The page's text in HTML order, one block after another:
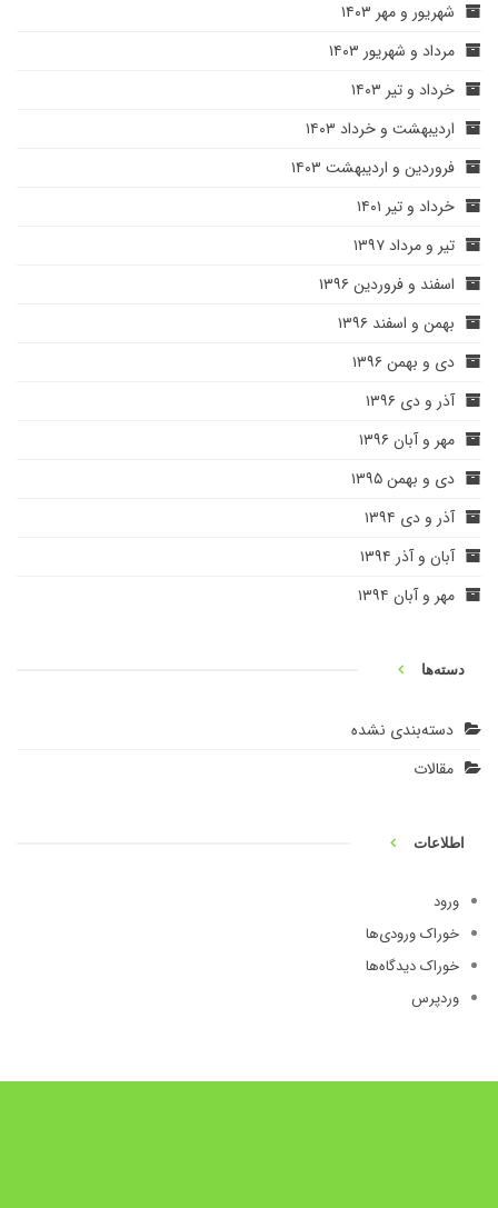
شهریور و مهر ۱۴۰۳
مرداد و شهریور ۱۴۰۳
خرداد و تیر ۱۴۰۳
اردیبهشت و خرداد ۱۴۰۳
فروردین و اردیبهشت ۱۴۰۳
خرداد و تیر ۱۴۰۱
تیر و مرداد ۱۳۹۷
اسفند و فروردین ۱۳۹۶
بهمن و اسفند ۱۳۹۶
دی و بهمن ۱۳۹۶
آذر و دی ۱۳۹۶
مهر و آبان ۱۳۹۶
دی و بهمن ۱۳۹۵
آذر و دی ۱۳۹۴
آبان و آذر ۱۳۹۴
مهر و آبان ۱۳۹۴
دسته‌ها
دسته‌بندی نشده
مقالات
اطلاعات
ورود
خوراک ورودی‌ها
خوراک دیدگاه‌ها
وردپرس